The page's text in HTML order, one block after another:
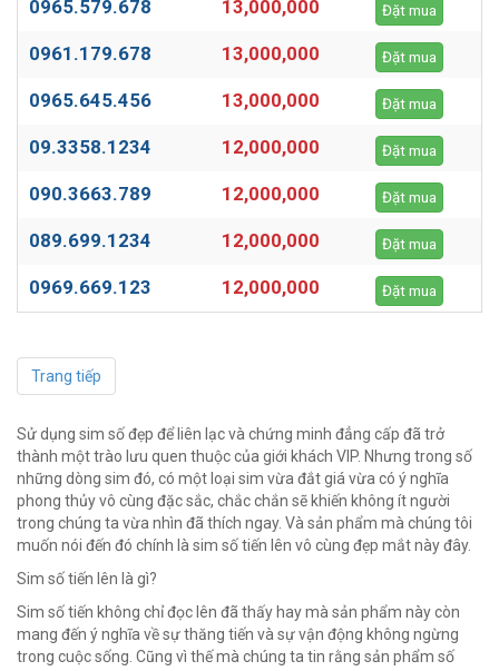
0965.579.678 13,000,000 Đặt mua
0961.179.678 13,000,000 Đặt mua
0965.645.456 13,000,000 Đặt mua
09.3358.1234 12,000,000 Đặt mua
090.3663.789 12,000,000 Đặt mua
089.699.1234 12,000,000 Đặt mua
0969.669.123 12,000,000 Đặt mua
Trang tiếp
Sử dụng sim số đẹp để liên lạc và chứng minh đẳng cấp đã trở
thành một trào lưu quen thuộc của giới khách VIP. Nhưng trong số
những dòng sim đó, có một loại sim vừa đắt giá vừa có ý nghĩa
phong thủy vô cùng đặc sắc, chắc chắn sẽ khiến không ít người
trong chúng ta vừa nhìn đã thích ngay. Và sản phẩm mà chúng tôi
muốn nói đến đó chính là sim số tiến lên vô cùng đẹp mắt này đây.
Sim số tiến lên là gì?
Sim số tiến không chỉ đọc lên đã thấy hay mà sản phẩm này còn
mang đến ý nghĩa về sự thăng tiến và sự vận động không ngừng
trong cuộc sống. Cũng vì thế mà chúng ta tin rằng sản phẩm số